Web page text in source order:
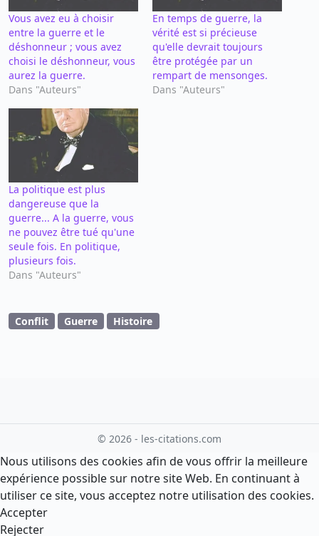
Vous avez eu à choisir
entre la guerre et le
déshonneur ; vous avez
choisi le déshonneur, vous
aurez la guerre.
Dans "Auteurs"
En temps de guerre, la
vérité est si précieuse
qu'elle devrait toujours
être protégée par un
rempart de mensonges.
Dans "Auteurs"
La politique est plus
dangereuse que la
guerre... A la guerre, vous
ne pouvez être tué qu'une
seule fois. En politique,
plusieurs fois.
Dans "Auteurs"
Conflit Guerre Histoire
© 2026 - les-citations.com
Nous utilisons des cookies afin de vous offrir la meilleure
expérience possible sur notre site Web. En continuant à
utiliser ce site, vous acceptez notre utilisation des cookies.
Accepter
Rejecter